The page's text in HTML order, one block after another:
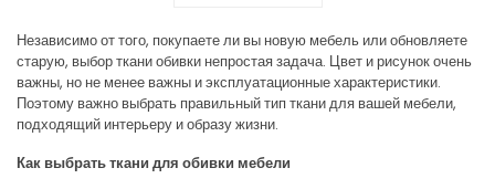
Независимо от того, покупаете ли вы новую мебель или обновляете
старую, выбор ткани обивки непростая задача. Цвет и рисунок очень
важны, но не менее важны и эксплуатационные характеристики.
Поэтому важно выбрать правильный тип ткани для вашей мебели,
подходящий интерьеру и образу жизни.
Как выбрать ткани для обивки мебели